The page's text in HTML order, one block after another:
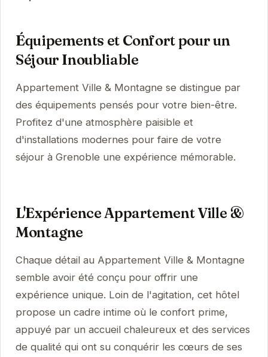
Équipements et Confort pour un
Séjour Inoubliable
Appartement Ville & Montagne se distingue par
des équipements pensés pour votre bien-être.
Profitez d'une atmosphère paisible et
d'installations modernes pour faire de votre
séjour à Grenoble une expérience mémorable.
L'Expérience Appartement Ville &
Montagne
Chaque détail au Appartement Ville & Montagne
semble avoir été conçu pour offrir une
expérience unique. Loin de l'agitation, cet hôtel
propose un cadre intime où le confort prime,
appuyé par un accueil chaleureux et des services
de qualité qui ont su conquérir les cœurs de ses